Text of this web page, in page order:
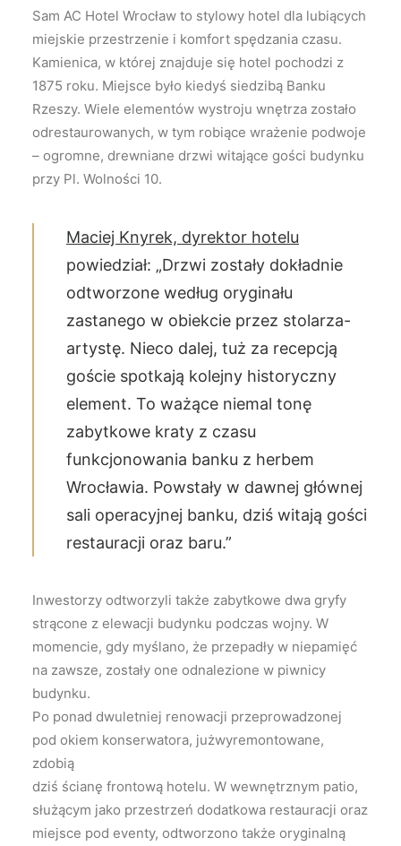
Sam AC Hotel Wrocław to stylowy hotel dla lubiących
miejskie przestrzenie i komfort spędzania czasu.
Kamienica, w której znajduje się hotel pochodzi z
1875 roku. Miejsce było kiedyś siedzibą Banku
Rzeszy. Wiele elementów wystroju wnętrza zostało
odrestaurowanych, w tym robiące wrażenie podwoje
– ogromne, drewniane drzwi witające gości budynku
przy Pl. Wolności 10.
Maciej Knyrek, dyrektor hotelu
powiedział: „Drzwi zostały dokładnie
odtworzone według oryginału
zastanego w obiekcie przez stolarza-
artystę. Nieco dalej, tuż za recepcją
goście spotkają kolejny historyczny
element. To ważące niemal tonę
zabytkowe kraty z czasu
funkcjonowania banku z herbem
Wrocławia. Powstały w dawnej głównej
sali operacyjnej banku, dziś witają gości
restauracji oraz baru.”
Inwestorzy odtworzyli także zabytkowe dwa gryfy
strącone z elewacji budynku podczas wojny. W
momencie, gdy myślano, że przepadły w niepamięć
na zawsze, zostały one odnalezione w piwnicy
budynku.
Po ponad dwuletniej renowacji przeprowadzonej
pod okiem konserwatora, jużwyremontowane,
zdobią
dziś ścianę frontową hotelu. W wewnętrznym patio,
służącym jako przestrzeń dodatkowa restauracji oraz
miejsce pod eventy, odtworzono także oryginalną